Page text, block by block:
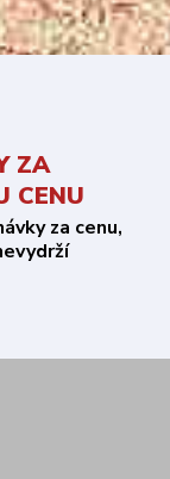
ZA
CENU
za cenu,